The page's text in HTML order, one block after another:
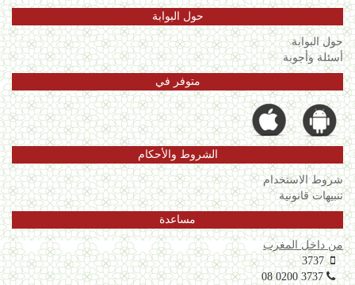
حول البوابة
حول البوابة
أسئلة وأجوبة
متوفر في
الشروط والأحكام
شروط الاستخدام
تنبيهات قانونية
مساعدة
من داخل المغرب
3737
08 0200 3737